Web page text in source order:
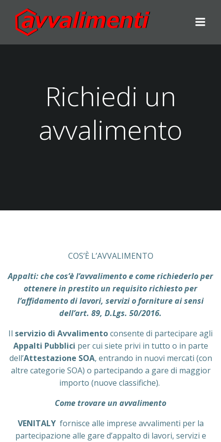
Richiedi un
avvalimento
COS’È L’AVVALIMENTO
Appalti: che cos’è l’avvalimento e come richiederlo per
ottenere in prestito un requisito richiesto per
l’affidamento di lavori, servizi o forniture ai sensi
dell’art. 89, D.Lgs. 50/2016.
Il servizio di Avvalimentoconsente di partecipare agli
Appalti Pubblici per cui siete privi in tutto o in parte
dell’Attestazione SOA, entrando in nuovi mercati (con
altre categorie SOA) o partecipando a gare di maggior
importo (nuove classifiche).
Come trovare un avvalimento
VENITALY fornisce alle imprese avvalimenti per la
partecipazione alle gare d’appalto di lavori, servizi e